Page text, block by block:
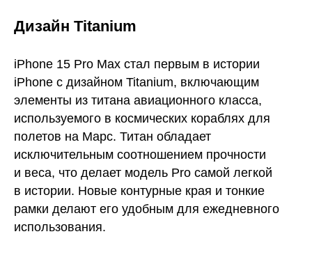
Дизайн Titanium
iPhone 15 Pro Max стал первым в истории
iPhone с дизайном Titanium, включающим
элементы из титана авиационного класса,
используемого в космических кораблях для
полетов на Марс. Титан обладает
исключительным соотношением прочности
и веса, что делает модель Pro самой легкой
в истории. Новые контурные края и тонкие
рамки делают его удобным для ежедневного
использования.